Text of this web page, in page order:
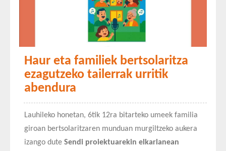
Haur eta familiek bertsolaritza
ezagutzeko tailerrak urritik
abendura
Lauhileko honetan, 6tik 12ra bitarteko umeek familia
giroan bertsolaritzaren munduan murgiltzeko aukera
izango dute Sendi proiektuarekin elkarlanean